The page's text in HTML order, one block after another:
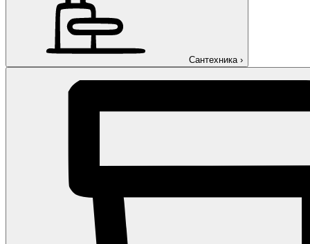
Сантехника ›